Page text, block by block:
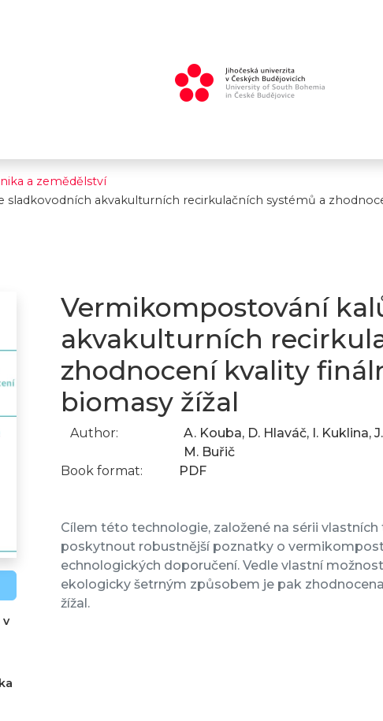
a zemědělství
akvakulturních recirkulačních systémů a
Vermikompostování
akvakulturních
zhodnocení kvality
biomasy žížal
Author:
A. Kouba, D. Hlaváč, I. Kuklina,
M. Buřič
Book format:
PDF
Cílem této technologie, založené na sérii
poskytnout robustnější poznatky o
echnologických doporučení. Vedle vlastní
ekologicky šetrným způsobem je pak
žížal.